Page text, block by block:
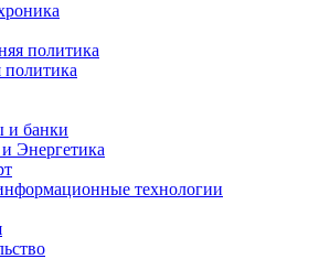
политика
и банки
Энергетика
технологии